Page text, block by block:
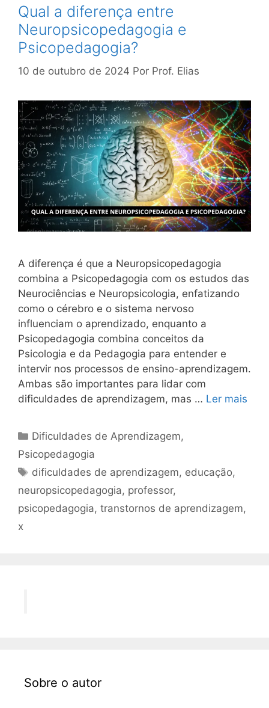
Qual a diferença entre
Neuropsicopedagogia e
Psicopedagogia?
10 de outubro de 2024 Por Prof. Elias
A diferença é que a Neuropsicopedagogia
combina a Psicopedagogia com os estudos das
Neurociências e Neuropsicologia, enfatizando
como o cérebro e o sistema nervoso
influenciam o aprendizado, enquanto a
Psicopedagogia combina conceitos da
Psicologia e da Pedagogia para entender e
intervir nos processos de ensino-aprendizagem.
Ambas são importantes para lidar com
dificuldades de aprendizagem, mas … Ler mais
Categorias
Dificuldades de Aprendizagem,
Psicopedagogia
Tags
dificuldades de aprendizagem, educação,
neuropsicopedagogia, professor,
psicopedagogia, transtornos de aprendizagem,
x
Sobre o autor